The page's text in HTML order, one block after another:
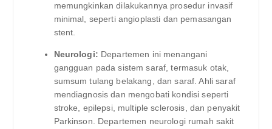
memungkinkan dilakukannya prosedur invasif
minimal, seperti angioplasti dan pemasangan
stent.
Neurologi: Departemen ini menangani
gangguan pada sistem saraf, termasuk otak,
sumsum tulang belakang, dan saraf. Ahli saraf
mendiagnosis dan mengobati kondisi seperti
stroke, epilepsi, multiple sclerosis, dan penyakit
Parkinson. Departemen neurologi rumah sakit